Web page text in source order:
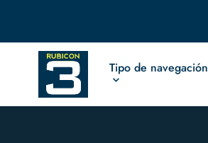
Tipo de navegación